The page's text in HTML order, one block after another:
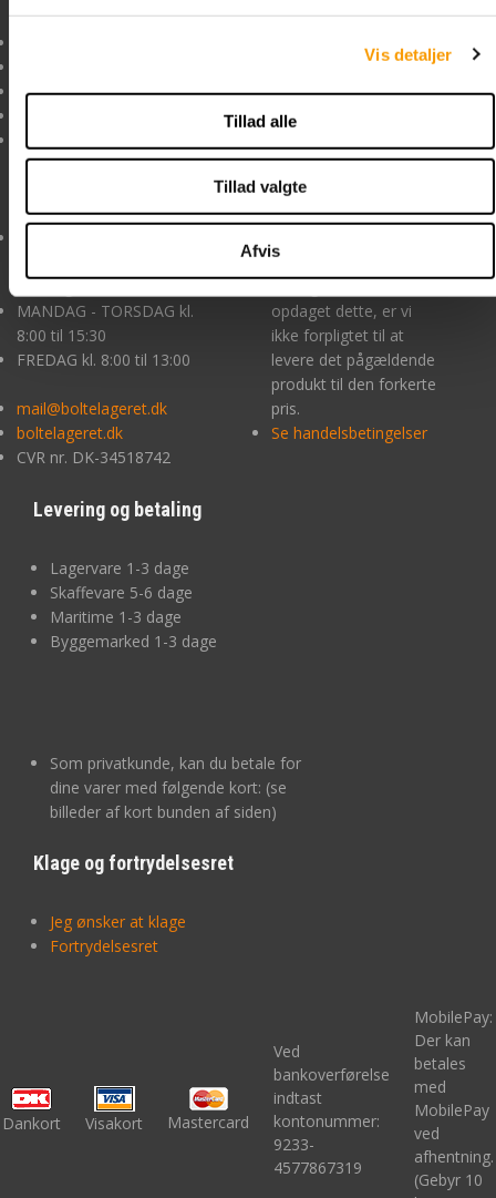
Vis detaljer
Tillad alle
Tillad valgte
Afvis
8240 Risskov
8:00 til 15:30 - FREDAG KL.
betaling
MANDAG - TORSDAG kl.
8:00 til 15:30
FREDAG kl. 8:00 til 13:00
mail@boltelageret.dk
boltelageret.dk
CVR nr. DK-34518742
forsinkelse, restordre
eller udsolgte varer,
bestræber vi os på
informere dig herom,
og hvad vi kan gøre i
sagen.
åbenlyst forkert, og du
rimeligvis burde havde
opdaget dette, er vi
ikke forpligtet til at
levere det pågældende
produkt til den forkerte
pris.
Se handelsbetingelser
Levering og betaling
Lagervare 1-3 dage
Skaffevare 5-6 dage
Maritime 1-3 dage
Byggemarked 1-3 dage
Som privatkunde, kan du betale for
dine varer med følgende kort: (se
billeder af kort bunden af siden)
Klage og fortrydelsesret
Jeg ønsker at klage
Fortrydelsesret
Dankort Visakort Mastercard
Ved
bankoverførelse
indtast
kontonummer:
9233-
4577867319
MobilePay:
Der kan
betales
med
MobilePay
ved
afhentning.
(Gebyr 10